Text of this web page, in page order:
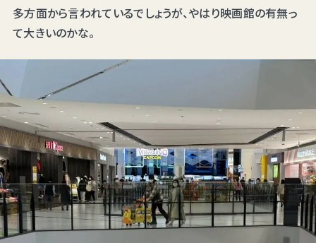
多方面から言われているでしょうが、やはり映画館の有無っ
て大きいのかな。